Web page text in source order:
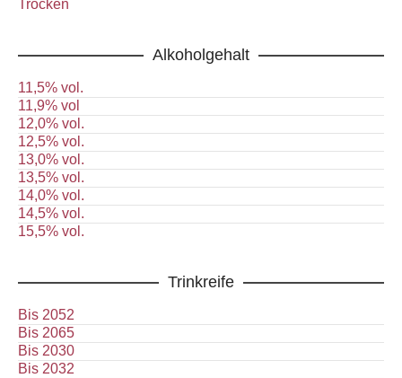
Trocken
Alkoholgehalt
11,5% vol.
11,9% vol
12,0% vol.
12,5% vol.
13,0% vol.
13,5% vol.
14,0% vol.
14,5% vol.
15,5% vol.
Trinkreife
Bis 2052
Bis 2065
Bis 2030
Bis 2032